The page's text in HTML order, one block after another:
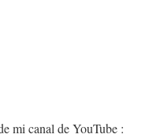
mi canal de YouTube :